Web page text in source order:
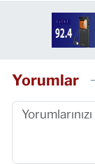
Yorumlar